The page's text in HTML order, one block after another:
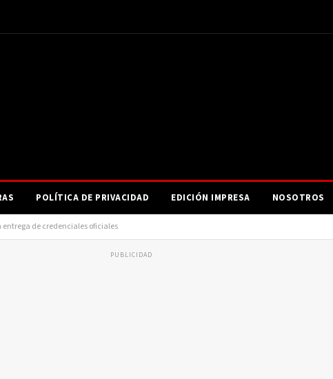
POLÍTICA DE PRIVACIDAD EDICIÓN IMPRESA NOSOTROS
de credenciales oficiales
PUBLICIDAD